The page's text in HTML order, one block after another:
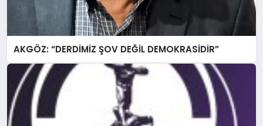
AKGÖZ: “DERDİMİZ ŞOV DEĞİL DEMOKRASİDİR”